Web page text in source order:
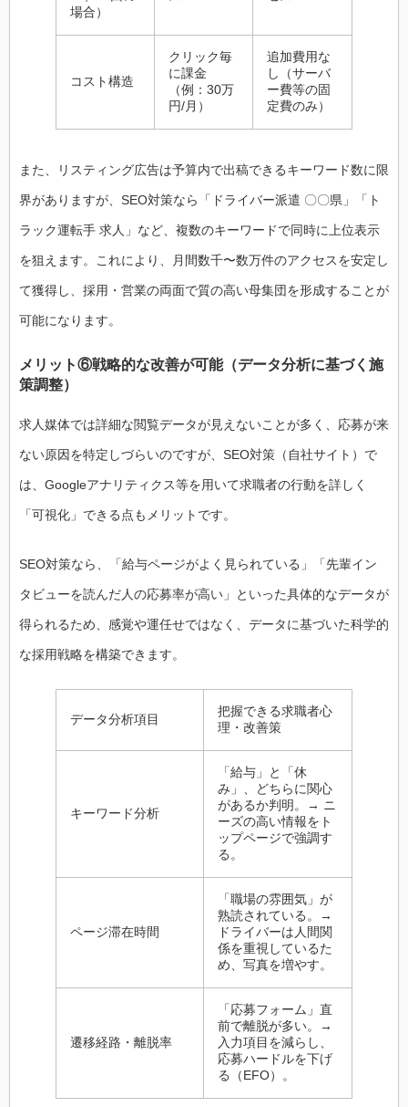
場合）
コスト構造
クリック毎
に課金
（例：30万
円/月）
追加費用な
し（サーバ
ー費等の固
定費のみ）
また、リスティング広告は予算内で出稿できるキーワード数に限
界がありますが、SEO対策なら「ドライバー派遣 〇〇県」「ト
ラック運転手 求人」など、複数のキーワードで同時に上位表示
を狙えます。これにより、月間数千〜数万件のアクセスを安定し
て獲得し、採用・営業の両面で質の高い母集団を形成することが
可能になります。
メリット⑥戦略的な改善が可能（データ分析に基づく施
策調整）
求人媒体では詳細な閲覧データが見えないことが多く、応募が来
ない原因を特定しづらいのですが、SEO対策（自社サイト）で
は、Googleアナリティクス等を用いて求職者の行動を詳しく
「可視化」できる点もメリットです。
SEO対策なら、「給与ページがよく見られている」「先輩イン
タビューを読んだ人の応募率が高い」といった具体的なデータが
得られるため、感覚や運任せではなく、データに基づいた科学的
な採用戦略を構築できます。
データ分析項目
把握できる求職者心
理・改善策
キーワード分析
「給与」と「休
み」、どちらに関心
があるか判明。→ ニ
ーズの高い情報をト
ップページで強調す
る。
ページ滞在時間
「職場の雰囲気」が
熟読されている。→
ドライバーは人間関
係を重視しているた
め、写真を増やす。
遷移経路・離脱率
「応募フォーム」直
前で離脱が多い。→
入力項目を減らし、
応募ハードルを下げ
る（EFO）。